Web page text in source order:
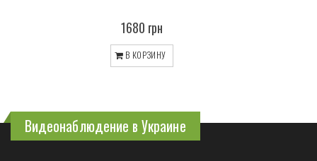
1680 грн
В КОРЗИНУ
Видеонаблюдение в Украине